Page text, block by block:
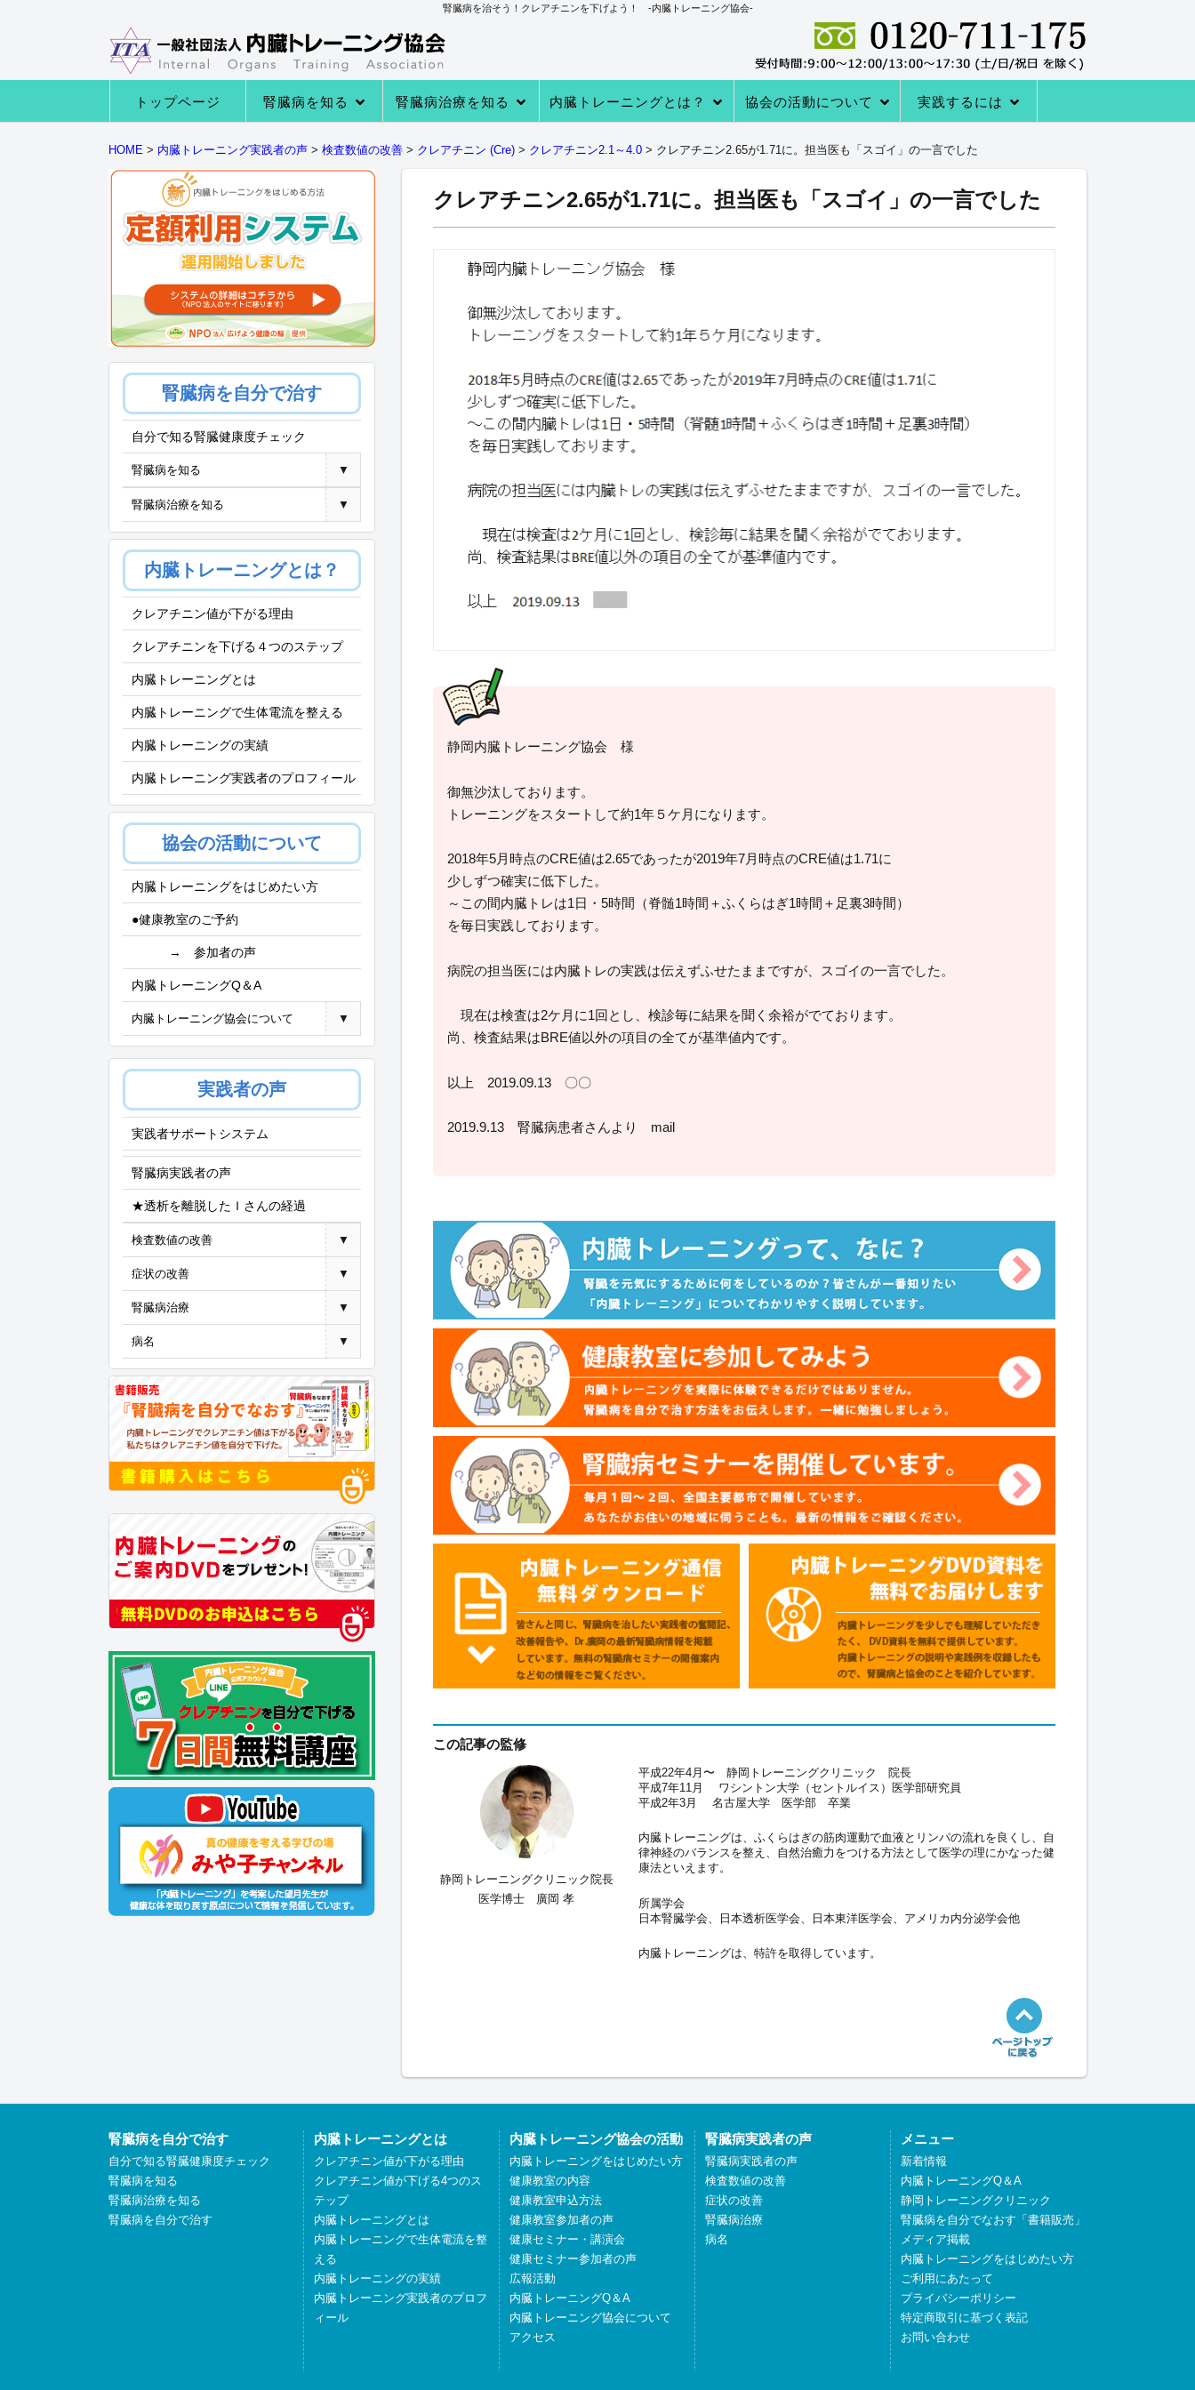
腎臓病を治そう！クレアチニンを下げよう！ -内臓トレーニング協会-
トップページ 腎臓病を知る 腎臓病治療を知る 内臓トレーニングとは？
ップ
える
ール
協会の活動について 実践するには
HOME > 内臓トレーニング実践者の声 > 検査数値の改善 > クレアチニン (Cre) > クレアチニン2.1～4.0 > クレアチニン2.65が1.71に。担当医も「スゴイ」の一言でした
クレアチニン2.65が1.71に。担当医も「スゴイ」の一言でした
静岡内臓トレーニング協会 様
御無沙汰しております。
トレーニングをスタートして約1年５ケ月になります。
2018年5月時点のCRE値は2.65であったが2019年7月時点のCRE値は1.71に
少しずつ確実に低下した。
～この間内臓トレは1日・5時間（脊髄1時間＋ふくらはぎ1時間＋足裏3時間）
を毎日実践しております。
病院の担当医には内臓トレの実践は伝えずふせたままですが、スゴイの一言でした。
現在は検査は2ケ月に1回とし、検診毎に結果を聞く余裕がでております。
尚、検査結果はBRE値以外の項目の全てが基準値内です。
以上 2019.09.13 〇〇
2019.9.13 腎臓病患者さんより mail
この記事の監修
静岡トレーニングクリニック院長
医学博士 廣岡 孝
平成22年4月〜 静岡トレーニングクリニック 院長
平成7年11月 ワシントン大学（セントルイス）医学部研究員
平成2年3月 名古屋大学 医学部 卒業
内臓トレーニングは、ふくらはぎの筋肉運動で血液とリンパの流れを良くし、自
律神経のバランスを整え、自然治癒力をつける方法として医学の理にかなった健
康法といえます。
所属学会
日本腎臓学会、日本透析医学会、日本東洋医学会、アメリカ内分泌学会他
内臓トレーニングは、特許を取得しています。
腎臓病を自分で治す
自分で知る腎臓健康度チェック
腎臓病を知る ▼
腎臓病治療を知る ▼
内臓トレーニングとは？
クレアチニン値が下がる理由
クレアチニンを下げる４つのステップ
内臓トレーニングとは
内臓トレーニングで生体電流を整える
内臓トレーニングの実績
内臓トレーニング実践者のプロフィール
協会の活動について
内臓トレーニングをはじめたい方
●健康教室のご予約
→ 参加者の声
内臓トレーニングQ＆A
内臓トレーニング協会について ▼
実践者の声
実践者サポートシステム
腎臓病実践者の声
★透析を離脱したＩさんの経過
検査数値の改善 ▼
症状の改善 ▼
腎臓病治療 ▼
病名 ▼
腎臓病を自分で治す
自分で知る腎臓健康度チェック
腎臓病を知る
腎臓病治療を知る
腎臓病を自分で治す
内臓トレーニングとは
クレアチニン値が下がる理由
クレアチニン値が下げる4つのス
テップ
内臓トレーニングとは
内臓トレーニングで生体電流を整
える
内臓トレーニングの実績
内臓トレーニング実践者のプロフ
ィール
内臓トレーニング協会の活動
内臓トレーニングをはじめたい方
健康教室の内容
健康教室申込方法
健康教室参加者の声
健康セミナー・講演会
健康セミナー参加者の声
広報活動
内臓トレーニングQ＆A
内臓トレーニング協会について
アクセス
腎臓病実践者の声
腎臓病実践者の声
検査数値の改善
症状の改善
腎臓病治療
病名
メニュー
新着情報
内臓トレーニングQ＆A
静岡トレーニングクリニック
腎臓病を自分でなおす「書籍販売」
メディア掲載
内臓トレーニングをはじめたい方
ご利用にあたって
プライバシーポリシー
特定商取引に基づく表記
お問い合わせ